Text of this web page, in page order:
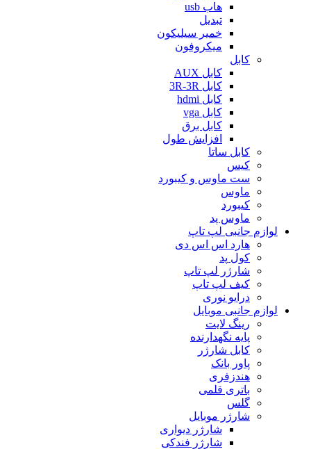
هاب usb
تبدیل
خمیر سیلیکون
میکروفون
کابل
کابل AUX
کابل 3R-3R
کابل hdmi
کابل vga
کابل برق
افزایش طول
کابل ساتا
کیس
ست ماوس و کیبورد
ماوس
کیبورد
ماوس پد
لوازم جانبی لپ تاپ
هارد اس اس دی
کول پد
شارژر لپ تاپ
کیف لپ تاپ
درایو نوری
لوازم جانبی موبایل
رینگ لایت
پایه نگهدارنده
کابل شارژر
پاور بانک
هندزفری
باتری قلمی
گلس
شارژر موبایل
شارژر دیواری
شارژر فندکی